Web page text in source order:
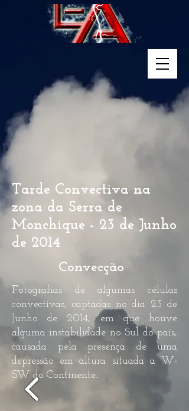
Tarde Convectiva na
zona da Serra de
Monchique - 23 de Junho
de 2014
Convecção
Fotografias de algumas células
convectivas, captadas no dia 23 de
Junho de 2014, em que houve
alguma instabilidade no Sul do país,
causada pela presença de uma
depressão em altura situada a W-
SW do Continente..